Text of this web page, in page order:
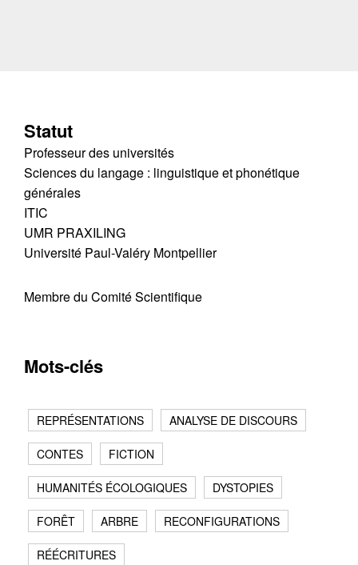
Statut
Professeur des universités
Sciences du langage : linguistique et phonétique
générales
ITIC
UMR PRAXILING
Université Paul-Valéry Montpellier
Membre du Comité Scientifique
Mots-clés
REPRÉSENTATIONS ANALYSE DE DISCOURS
CONTES FICTION
HUMANITÉS ÉCOLOGIQUES DYSTOPIES
FORÊT ARBRE RECONFIGURATIONS
RÉÉCRITURES
Contacter